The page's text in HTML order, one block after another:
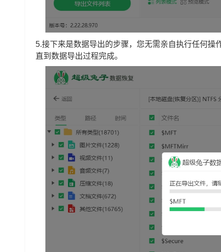
5.接下来是数据导出的步骤，您无需亲自执行任何
直到数据导出过程完成。